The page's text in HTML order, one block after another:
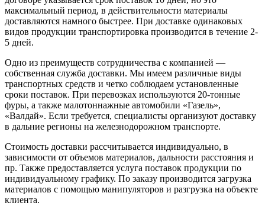
максимальный период, в действительности материалы
доставляются намного быстрее. При доставке одинаковых
видов продукции транспортировка производится в течение 2-
5 дней.
Одно из преимуществ сотрудничества с компанией —
собственная служба доставки. Мы имеем различные виды
транспортных средств и четко соблюдаем установленные
сроки поставок. При перевозках используются 20-тонные
фуры, а также малотоннажные автомобили «Газель»,
«Валдай». Если требуется, специалисты организуют доставку
в дальние регионы на железнодорожном транспорте.
Стоимость доставки рассчитывается индивидуально, в
зависимости от объемов материалов, дальности расстояния и
пр. Также предоставляется услуга поставок продукции по
индивидуальному графику. По заказу производится загрузка
материалов с помощью манипуляторов и разгрузка на объекте
клиента.